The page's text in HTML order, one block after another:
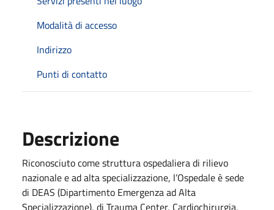
Modalità di accesso
Indirizzo
Punti di contatto
Descrizione
Riconosciuto come struttura ospedaliera di rilievo
nazionale e ad alta specializzazione, l’Ospedale è sede
di DEAS (Dipartimento Emergenza ad Alta
Specializzazione), di Trauma Center, Cardiochirurgia,